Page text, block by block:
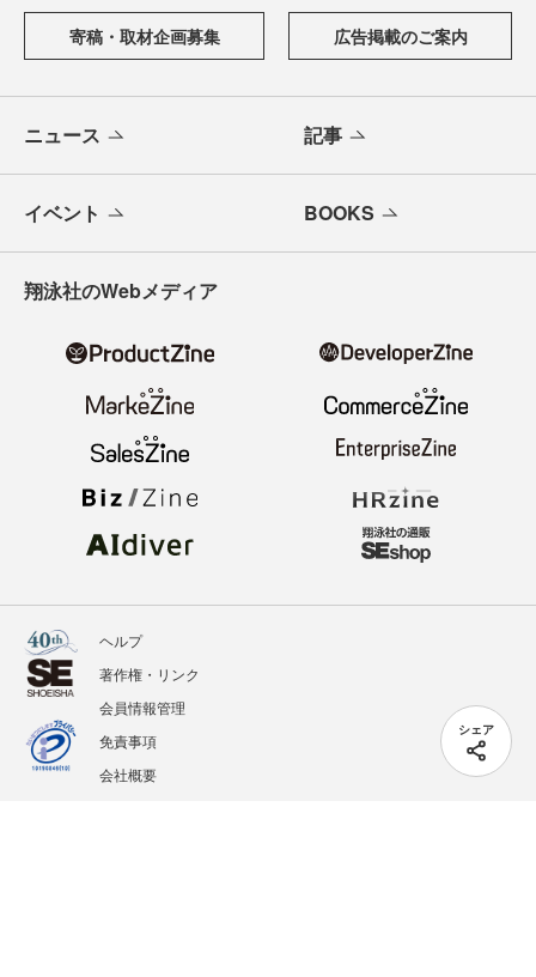
シェア
寄稿・取材企画募集 広告掲載のご案内
ニュース 記事
イベント BOOKS
翔泳社のWebメディア
ヘルプ
著作権・リンク
会員情報管理
免責事項
会社概要